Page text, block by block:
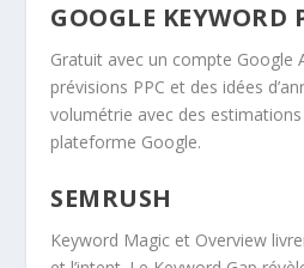
GOOGLE KEYWORD
Gratuit avec un compte Google
prévisions PPC et des idées
volumétrie avec des
plateforme Google.
SEMRUSH
Keyword Magic et Overview